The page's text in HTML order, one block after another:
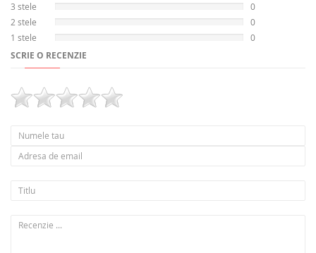
3 stele
0
2 stele
0
1 stele
0
SCRIE O RECENZIE